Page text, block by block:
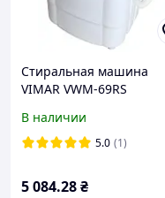
Стиральная машина
VIMAR VWM-69RS
В наличии
5.0 (1)
5 084.28₴